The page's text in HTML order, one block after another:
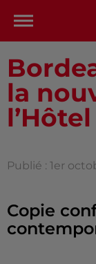
la
Publié : 1er
Copie